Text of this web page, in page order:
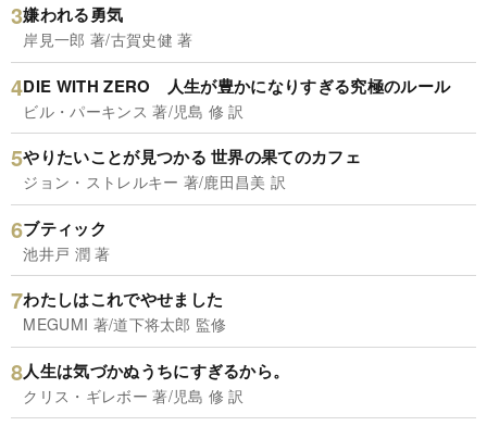
嫌われる勇気
岸見一郎 著/古賀史健 著
DIE WITH ZERO 人生が豊かになりすぎる究極のルール
ビル・パーキンス 著/児島 修 訳
やりたいことが見つかる 世界の果てのカフェ
ジョン・ストレルキー 著/鹿田昌美 訳
ブティック
池井戸 潤 著
わたしはこれでやせました
MEGUMI 著/道下将太郎 監修
人生は気づかぬうちにすぎるから。
クリス・ギレボー 著/児島 修 訳